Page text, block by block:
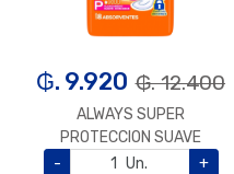
₲. 9.920 ₲. 12.400
ALWAYS SUPER
PROTECCION SUAVE
C/ALAS X 8/18
- Un. +